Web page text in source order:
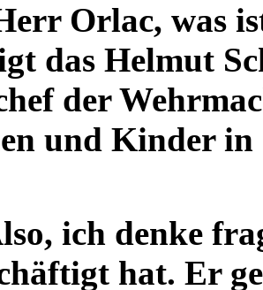
Orlac, was
das Helmut
der
und Kinder in
ich denke
hat. Er